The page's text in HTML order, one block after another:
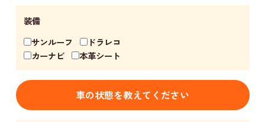
装備
サンルーフ
ドラレコ
カーナビ
本革シート
車の状態を教えてください